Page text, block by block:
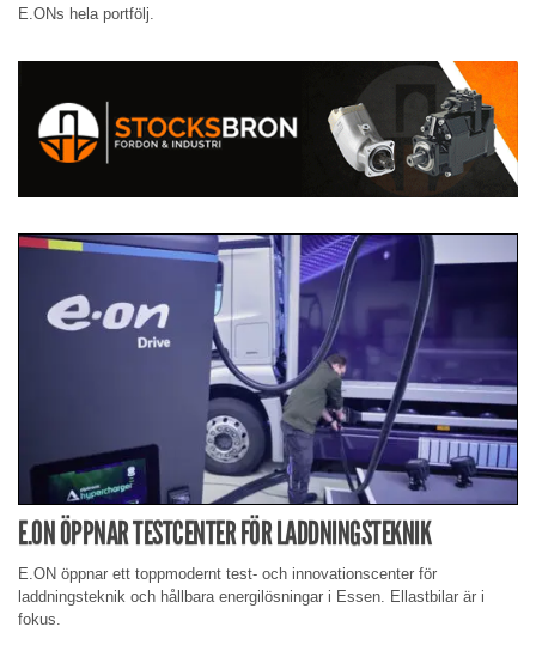
E.ONs hela portfölj.
E.ON ÖPPNAR TESTCENTER FÖR LADDNINGSTEKNIK
E.ON öppnar ett toppmodernt test- och innovationscenter för
laddningsteknik och hållbara energilösningar i Essen. Ellastbilar är i
fokus.